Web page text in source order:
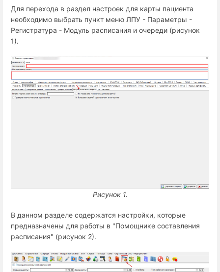
Для перехода в раздел настроек для карты пациента
необходимо выбрать пункт меню ЛПУ - Параметры -
Регистратура - Модуль расписания и очереди (рисунок
1).
Рисунок 1.
В данном разделе содержатся настройки, которые
предназначены для работы в "Помощнике составления
расписания" (рисунок 2).